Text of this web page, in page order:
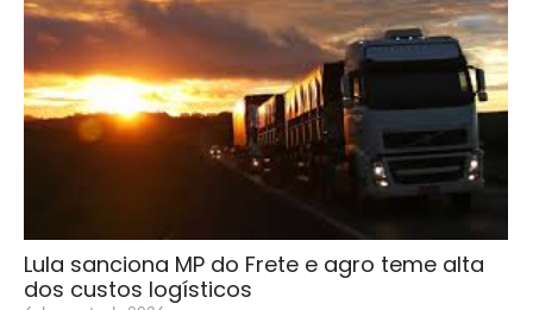
Lula sanciona MP do Frete e agro teme alta
dos custos logísticos